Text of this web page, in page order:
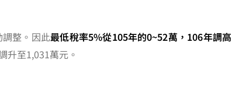
整。因此最低稅率5%從105年的0~52萬，106年調高
升至1,031萬元。